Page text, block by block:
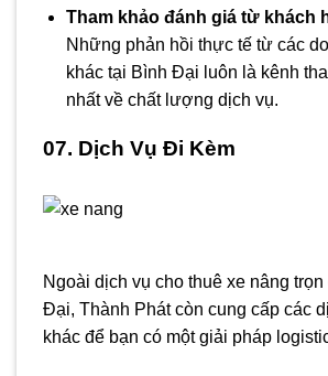
Tham khảo đánh giá từ khách
Những phản hồi thực tế từ các
khác tại Bình Đại luôn là kênh
nhất về chất lượng dịch vụ.
07. Dịch Vụ Đi Kèm
Ngoài dịch vụ cho thuê xe nâng
Đại, Thành Phát còn cung cấp các
khác để bạn có một giải pháp